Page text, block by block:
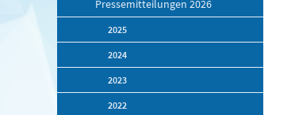
Pressemitteilungen 2026
2025
2024
2023
2022